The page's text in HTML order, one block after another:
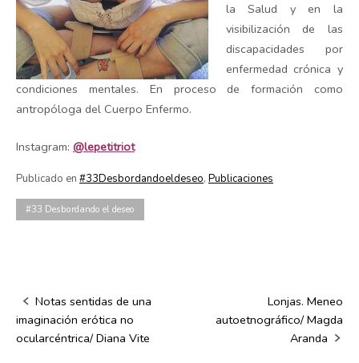
la Salud y en la
visibilización de las
discapacidades por
enfermedad crónica y
condiciones mentales. En proceso de formación como
antropóloga del Cuerpo Enfermo.
Instagram: @lepetitriot
Publicado en #33Desbordandoeldeseo, Publicaciones
#33 Desbordando el deseo
Navegación
de
Notas sentidas de una
imaginación erótica no
ocularcéntrica/ Diana Vite
Lonjas. Meneo
autoetnográfico/ Magda
Aranda